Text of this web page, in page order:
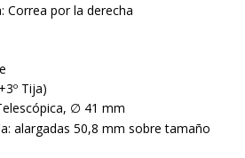
Correa por la derecha
Tija)
∅ 41 mm
alargadas 50,8 mm sobre tamaño